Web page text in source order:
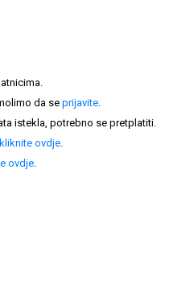
da seprijavite.
istekla, potrebno se pretplatiti.
kliknite ovdje.
ovdje.